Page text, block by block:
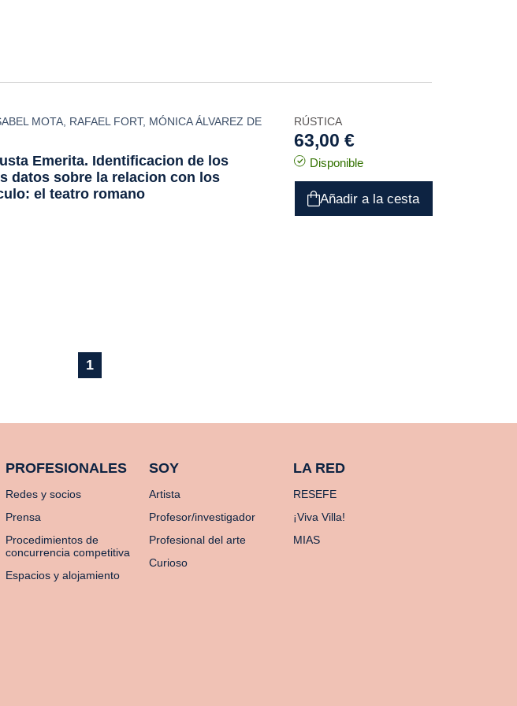
MOTA RAFAEL FORT, MÓNICA ÁLVAREZ DE
Emerita. Identificacion de los
datos sobre la relacion con los
el teatro romano
RÚSTICA
63,00 €
Disponible
Añadir a la cesta
1
PROFESIONALES
Redes y socios
Prensa
Procedimientos de
concurrencia competitiva
Espacios y alojamiento
SOY
Artista
Profesor/investigador
Profesional del arte
Curioso
LA RED
RESEFE
¡Viva Villa!
MIAS